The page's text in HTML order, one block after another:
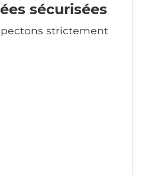
sécurisées
strictement